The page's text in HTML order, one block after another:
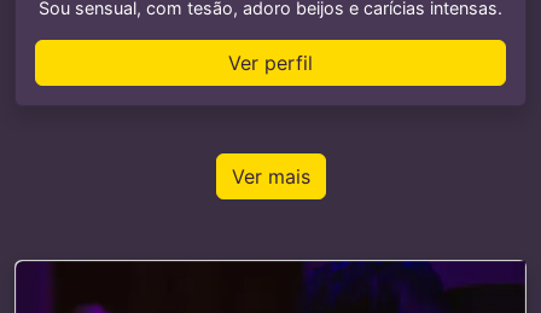
Sou sensual, com tesão, adoro beijos e carícias intensas.
Ver perfil
Ver mais